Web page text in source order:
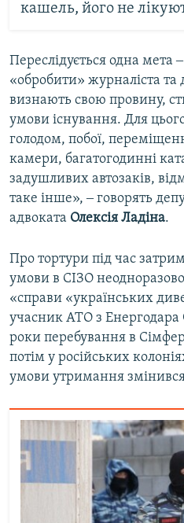
кашель, його не
Переслідується одна мета
«обробити» журналіста та
визнають свою провину,
умови існування. Для
голодом, побої,
камери, багатогодинні
задушливих автозаків,
таке інше», ‒ говорять
адвоката Олексія Ладіна.
Про тортури під час
умови в СІЗО
«справи «українських
учасник АТО з Енергодара
роки перебування в
потім у російських
умови утримання